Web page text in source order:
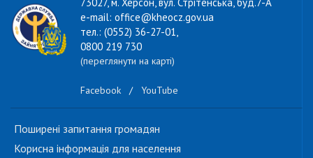
e-mail: office@kheocz.gov.ua
тел.: (0552) 36-27-01,
0800 219 730
(переглянути на карті)
Facebook / YouTube
Поширені запитання громадян
Корисна інформація для населення